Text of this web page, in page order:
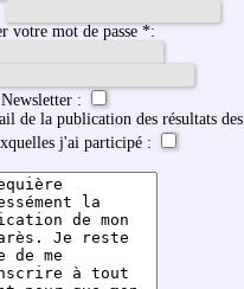
votre mot de passe *:
Newsletter :
de la publication des résultats des
j'ai participé :